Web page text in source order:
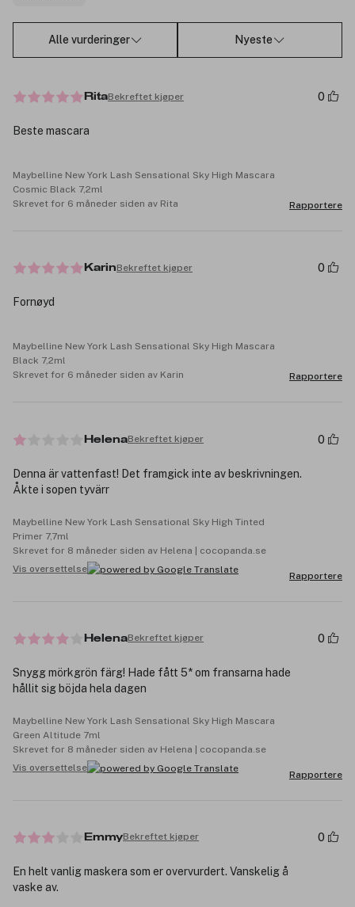
Alle vurderinger Nyeste
RitaBekreftet kjøper 0
Beste mascara
Maybelline New York Lash Sensational Sky High Mascara
Cosmic Black 7,2ml
Skrevet for 6 måneder siden av Rita
Rapportere
KarinBekreftet kjøper 0
Fornøyd
Maybelline New York Lash Sensational Sky High Mascara
Black 7,2ml
Skrevet for 6 måneder siden av Karin
Rapportere
HelenaBekreftet kjøper 0
Denna är vattenfast! Det framgick inte av beskrivningen.
Åkte i sopen tyvärr
Maybelline New York Lash Sensational Sky High Tinted
Primer 7,7ml
Skrevet for 8 måneder siden av Helena | cocopanda.se
Vis oversettelse
Rapportere
HelenaBekreftet kjøper 0
Snygg mörkgrön färg! Hade fått 5* om fransarna hade
hållit sig böjda hela dagen
Maybelline New York Lash Sensational Sky High Mascara
Green Altitude 7ml
Skrevet for 8 måneder siden av Helena | cocopanda.se
Vis oversettelse
Rapportere
EmmyBekreftet kjøper 0
En helt vanlig maskera som er overvurdert. Vanskelig å
vaske av.